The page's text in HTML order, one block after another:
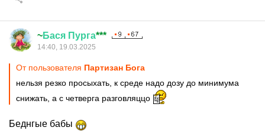
~Бася Пурга***
14:40, 19.03.2025
От пользователя Партизан Бога
нельзя резко просыхать, к среде надо дозу до минимума
снижать, а с четверга разговляццо
Беднгые бабы